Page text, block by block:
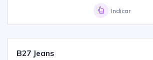
Indicar
B27 Jeans